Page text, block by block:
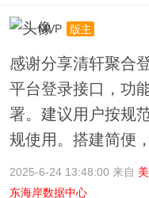
MVP 版主
感谢分享清轩聚合
平台登录接口，功
署。建议用户按规
规使用。搭建简便
2025-6-24 13:48:00 来自
东海岸数据中心